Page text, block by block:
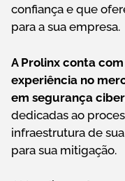
confiança e que
para a sua empresa.
A Prolinx conta
experiência no
em segurança
dedicadas ao
infraestrutura de
para sua mitigação.